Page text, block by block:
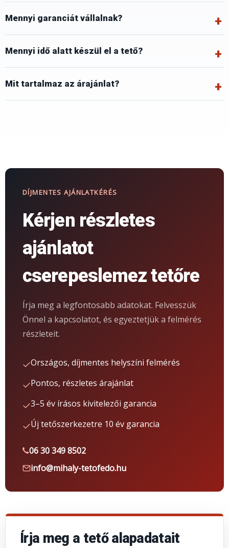
Mennyi garanciát vállalnak?
Mennyi idő alatt készül el a tető?
Mit tartalmaz az árajánlat?
DÍJMENTES AJÁNLATKÉRÉS
Kérjen részletes
ajánlatot
cserepeslemez tetőre
Írja meg a legfontosabb adatokat. Felvesszük
Önnel a kapcsolatot, és egyeztetjük a felmérés
részleteit.
Országos, díjmentes helyszíni felmérés
Pontos, részletes árajánlat
3–5 év írásos kivitelezői garancia
Új tetőszerkezetre 10 év garancia
06 30 349 8502
info@mihaly-tetofedo.hu
Írja meg a tető alapadatait